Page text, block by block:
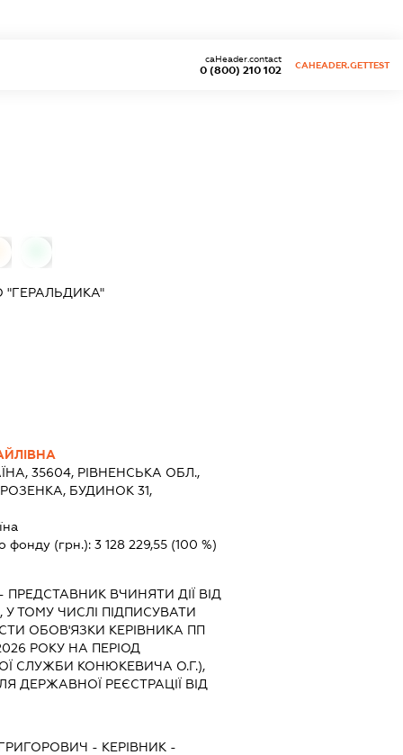
0 (800) 210 102
caHeader.contact
CAHEADER.GETTEST
"ГЕРАЛЬДИКА"
35604, РІВНЕНСЬКА ОБЛ.,
БУДИНОК 31,
фонду (грн.): 3 128 229,55(100 %)
- ПРЕДСТАВНИК ВЧИНЯТИ ДІЇ ВІД
ТОМУ ЧИСЛІ ПІДПИСУВАТИ
ОБОВ'ЯЗКИ КЕРІВНИКА ПП
РОКУ НА ПЕРІОД
СЛУЖБИ КОНЮКЕВИЧА О.Г.),
ДЕРЖАВНОЇ РЕЄСТРАЦІЇ ВІД
- КЕРІВНИК -